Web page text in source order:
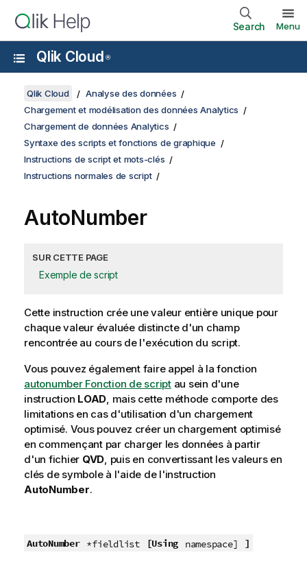
Search Menu
Qlik Cloud ®
Qlik Cloud
Analyse des données
Chargement et modélisation des données Analytics
Chargement de données Analytics
Syntaxe des scripts et fonctions de graphique
Instructions de script et mots-clés
Instructions normales de script
AutoNumber
SUR CETTE PAGE
Exemple de script
Cette instruction crée une valeur entière unique pour
chaque valeur évaluée distincte d'un champ
rencontrée au cours de l'exécution du script.
Vous pouvez également faire appel à la fonction
autonumber Fonction de scriptau sein d'une
instruction LOAD, mais cette méthode comporte des
limitations en cas d'utilisation d'un chargement
optimisé. Vous pouvez créer un chargement optimisé
en commençant par charger les données à partir
d'un fichier QVD, puis en convertissant les valeurs en
clés de symbole à l'aide de l'instruction
AutoNumber.
AutoNumber *fieldlist [Using namespace] ]